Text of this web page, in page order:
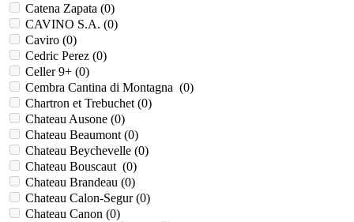
Catena Zapata (0)
CAVINO S.A. (0)
Caviro (0)
Cedric Perez (0)
Celler 9+ (0)
Cembra Cantina di Montagna (0)
Chartron et Trebuchet (0)
Chateau Ausone (0)
Chateau Beaumont (0)
Chateau Beychevelle (0)
Chateau Bouscaut (0)
Chateau Brandeau (0)
Chateau Calon-Segur (0)
Chateau Canon (0)